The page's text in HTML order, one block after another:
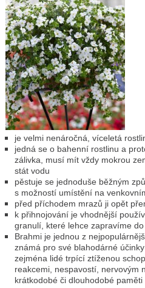
je velmi nenáročná, víceletá
jedná se o bahenní rostlinu a
zálivka, musí mít vždy mokrou
stát vodu
pěstuje se jednoduše běžným
s možností umístění na
před příchodem mrazů ji opět
k přihnojování je vhodnější
granulí, které lehce zapravíme
Brahmi je jednou z
známá pro své blahodárné
zejména lidé trpící ztíženou
reakcemi, nespavostí, nervovým
krátkodobé či dlouhodobé paměti